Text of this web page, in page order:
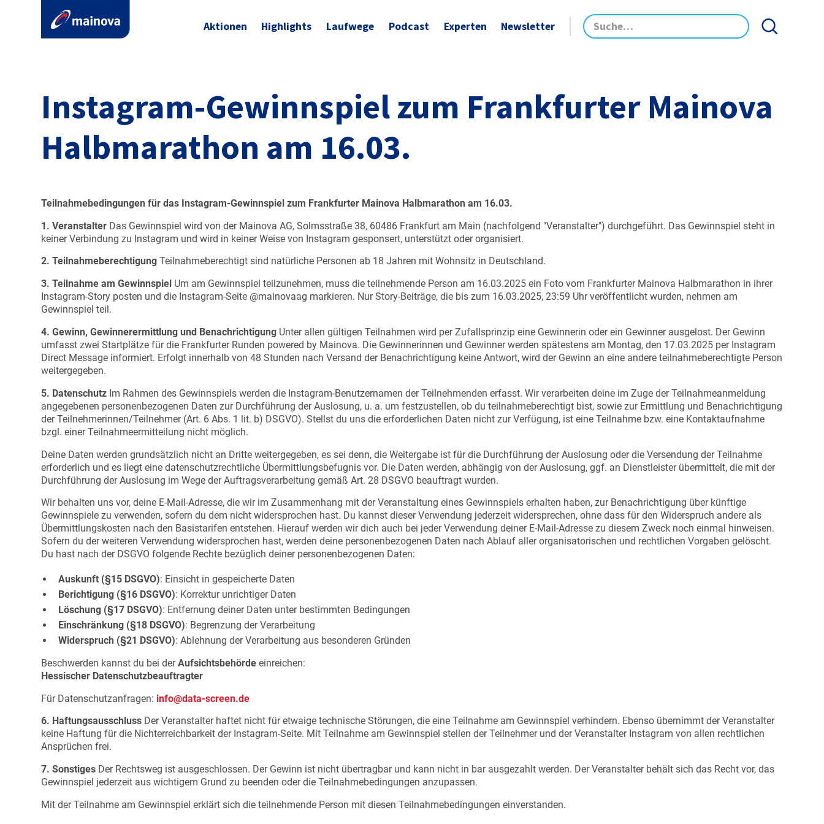
Aktionen Highlights Laufwege Podcast Experten Newsletter
Instagram-Gewinnspiel zum Frankfurter Mainova
Halbmarathon am 16.03.
Teilnahmebedingungen für das Instagram-Gewinnspiel zum Frankfurter Mainova Halbmarathon am 16.03.
1. Veranstalter Das Gewinnspiel wird von der Mainova AG, Solmsstraße 38, 60486 Frankfurt am Main (nachfolgend "Veranstalter") durchgeführt. Das Gewinnspiel steht in
keiner Verbindung zu Instagram und wird in keiner Weise von Instagram gesponsert, unterstützt oder organisiert.
2. Teilnahmeberechtigung Teilnahmeberechtigt sind natürliche Personen ab 18 Jahren mit Wohnsitz in Deutschland.
3. Teilnahme am Gewinnspiel Um am Gewinnspiel teilzunehmen, muss die teilnehmende Person am 16.03.2025 ein Foto vom Frankfurter Mainova Halbmarathon in ihrer
Instagram-Story posten und die Instagram-Seite @mainovaag markieren. Nur Story-Beiträge, die bis zum 16.03.2025, 23:59 Uhr veröffentlicht wurden, nehmen am
Gewinnspiel teil.
4. Gewinn, Gewinnerermittlung und Benachrichtigung Unter allen gültigen Teilnahmen wird per Zufallsprinzip eine Gewinnerin oder ein Gewinner ausgelost. Der Gewinn
umfasst zwei Startplätze für die Frankfurter Runden powered by Mainova. Die Gewinnerinnen und Gewinner werden spätestens am Montag, den 17.03.2025 per Instagram
Direct Message informiert. Erfolgt innerhalb von 48 Stunden nach Versand der Benachrichtigung keine Antwort, wird der Gewinn an eine andere teilnahmeberechtigte Person
weitergegeben.
5. Datenschutz Im Rahmen des Gewinnspiels werden die Instagram-Benutzernamen der Teilnehmenden erfasst. Wir verarbeiten deine im Zuge der Teilnahmeanmeldung
angegebenen personenbezogenen Daten zur Durchführung der Auslosung, u. a. um festzustellen, ob du teilnahmeberechtigt bist, sowie zur Ermittlung und Benachrichtigung
der Teilnehmerinnen/Teilnehmer (Art. 6 Abs. 1 lit. b) DSGVO). Stellst du uns die erforderlichen Daten nicht zur Verfügung, ist eine Teilnahme bzw. eine Kontaktaufnahme
bzgl. einer Teilnahmeermitteilung nicht möglich.
Deine Daten werden grundsätzlich nicht an Dritte weitergegeben, es sei denn, die Weitergabe ist für die Durchführung der Auslosung oder die Versendung der Teilnahme
erforderlich und es liegt eine datenschutzrechtliche Übermittlungsbefugnis vor. Die Daten werden, abhängig von der Auslosung, ggf. an Dienstleister übermittelt, die mit der
Durchführung der Auslosung im Wege der Auftragsverarbeitung gemäß Art. 28 DSGVO beauftragt wurden.
Wir behalten uns vor, deine E-Mail-Adresse, die wir im Zusammenhang mit der Veranstaltung eines Gewinnspiels erhalten haben, zur Benachrichtigung über künftige
Gewinnspiele zu verwenden, sofern du dem nicht widersprochen hast. Du kannst dieser Verwendung jederzeit widersprechen, ohne dass für den Widerspruch andere als
Übermittlungskosten nach den Basistarifen entstehen. Hierauf werden wir dich auch bei jeder Verwendung deiner E-Mail-Adresse zu diesem Zweck noch einmal hinweisen.
Sofern du der weiteren Verwendung widersprochen hast, werden deine personenbezogenen Daten nach Ablauf aller organisatorischen und rechtlichen Vorgaben gelöscht.
Du hast nach der DSGVO folgende Rechte bezüglich deiner personenbezogenen Daten:
Auskunft (§15 DSGVO): Einsicht in gespeicherte Daten
Berichtigung (§16 DSGVO): Korrektur unrichtiger Daten
Löschung (§17 DSGVO): Entfernung deiner Daten unter bestimmten Bedingungen
Einschränkung (§18 DSGVO): Begrenzung der Verarbeitung
Widerspruch (§21 DSGVO): Ablehnung der Verarbeitung aus besonderen Gründen
Beschwerden kannst du bei derAufsichtsbehörde einreichen:
Hessischer Datenschutzbeauftragter
Für Datenschutzanfragen: info@data-screen.de
6. Haftungsausschluss Der Veranstalter haftet nicht für etwaige technische Störungen, die eine Teilnahme am Gewinnspiel verhindern. Ebenso übernimmt der Veranstalter
keine Haftung für die Nichterreichbarkeit der Instagram-Seite. Mit Teilnahme am Gewinnspiel stellen der Teilnehmer und der Veranstalter Instagram von allen rechtlichen
Ansprüchen frei.
7. Sonstiges Der Rechtsweg ist ausgeschlossen. Der Gewinn ist nicht übertragbar und kann nicht in bar ausgezahlt werden. Der Veranstalter behält sich das Recht vor, das
Gewinnspiel jederzeit aus wichtigem Grund zu beenden oder die Teilnahmebedingungen anzupassen.
Mit der Teilnahme am Gewinnspiel erklärt sich die teilnehmende Person mit diesen Teilnahmebedingungen einverstanden.